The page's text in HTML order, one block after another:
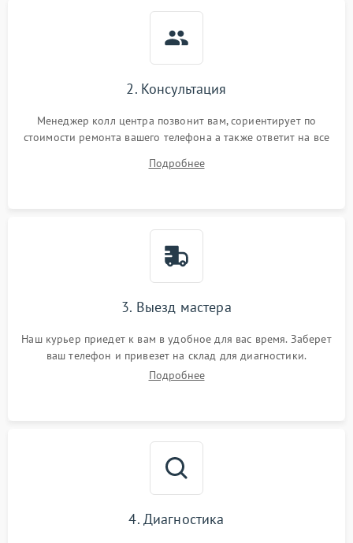
2. Консультация
Менеджер колл центра позвонит вам, сориентирует по
стоимости ремонта вашего телефона а также ответит на все
Подробнее
3. Выезд мастера
Наш курьер приедет к вам в удобное для вас время. Заберет
ваш телефон и привезет на склад для диагностики.
Подробнее
4. Диагностика